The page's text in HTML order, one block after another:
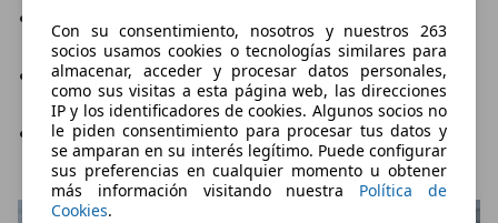
Con su consentimiento, nosotros y nuestros 263
socios usamos cookies o tecnologías similares para
almacenar, acceder y procesar datos personales,
como sus visitas a esta página web, las direcciones
IP y los identificadores de cookies. Algunos socios no
le piden consentimiento para procesar tus datos y
se amparan en su interés legítimo. Puede configurar
sus preferencias en cualquier momento u obtener
más información visitando nuestra Política de
Cookies.
relaciones y tracción delantera.
1.3 de 158 CVcon caja de cambios automática
XTronic de variador continuo y tracción delantera.
1.3 de 158 CVcon caja de cambios automática
XTronic de variador continuo y tracción total.